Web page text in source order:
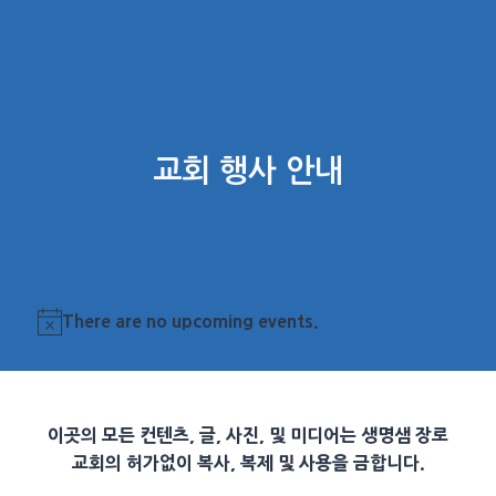
교회 행사 안내
Notice
There are no upcoming events.
이곳의 모든 컨텐츠, 글, 사진, 및 미디어는 생명샘 장로
교회의 허가없이 복사, 복제 및 사용을 금합니다.